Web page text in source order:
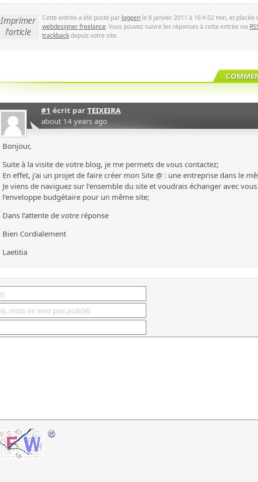
Imprimer
l'article
Cette entrée a été posté par logeen le 8 janvier 2011 à 16 h 02 min, et placée
webdesigner freelance. Vous pouvez suivre les réponses à cette entrée via
trackbackdepuis votre site.
#1 écrit par TEIXEIRA
about 14 years ago
Bonjour,
Suite à la visite de votre blog, je me permets de vous contactez;
En effet, j’ai un projet de faire créer mon Site @ : une entreprise dans le
Je viens de naviguez sur l’ensemble du site et voudrais échanger avec
l’enveloppe budgétaire pour un même site;
Dans l’attente de votre réponse
Bien Cordialement
Laetitia